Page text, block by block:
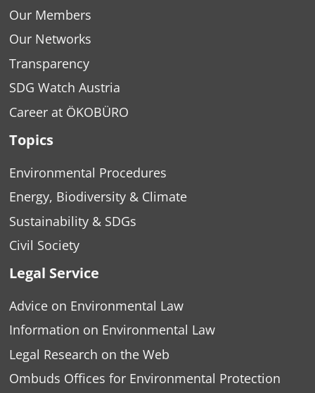
Our Members
Our Networks
Transparency
SDG Watch Austria
Career at ÖKOBÜRO
Topics
Environmental Procedures
Energy, Biodiversity & Climate
Sustainability & SDGs
Civil Society
Legal Service
Advice on Environmental Law
Information on Environmental Law
Legal Research on the Web
Ombuds Offices for Environmental Protection